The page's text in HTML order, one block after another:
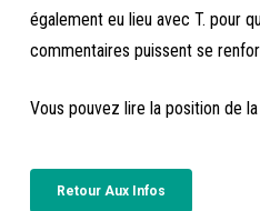
également eu lieu avec T. pour
commentaires puissent se
Vous pouvez lire la position de la
Retour Aux Infos